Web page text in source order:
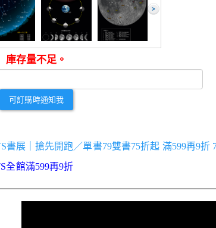
庫存量不足。
可訂購時通知我
書展｜搶先開跑／單書79雙書75折起 滿599再9
全館滿599再9折